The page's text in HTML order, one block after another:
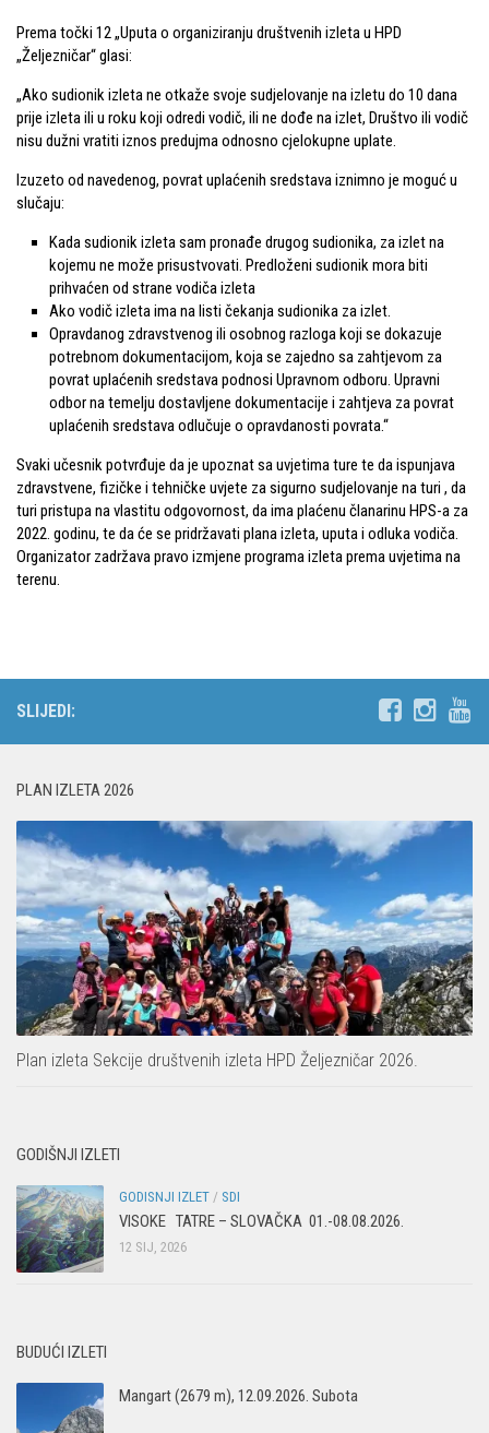
Željko Brdal
Dosadašnje aktivnosti
Novosti Markacijske komisije
Plan aktivnosti za 2025. godinu
Povijest Markacijske komisije
Prema točki 12 „Uputa o organiziranju društvenih izleta u HPD
„Željezničar“ glasi:
„Ako sudionik izleta ne otkaže svoje sudjelovanje na izletu do 10 dana
prije izleta ili u roku koji odredi vodič, ili ne dođe na izlet, Društvo ili vodič
nisu dužni vratiti iznos predujma odnosno cjelokupne uplate.
Izuzeto od navedenog, povrat uplaćenih sredstava iznimno je moguć u
slučaju:
Kada sudionik izleta sam pronađe drugog sudionika, za izlet na
kojemu ne može prisustvovati. Predloženi sudionik mora biti
prihvaćen od strane vodiča izleta
Ako vodič izleta ima na listi čekanja sudionika za izlet.
Opravdanog zdravstvenog ili osobnog razloga koji se dokazuje
potrebnom dokumentacijom, koja se zajedno sa zahtjevom za
povrat uplaćenih sredstava podnosi Upravnom odboru. Upravni
odbor na temelju dostavljene dokumentacije i zahtjeva za povrat
uplaćenih sredstava odlučuje o opravdanosti povrata.“
Svaki učesnik potvrđuje da je upoznat sa uvjetima ture te da ispunjava
zdravstvene, fizičke i tehničke uvjete za sigurno sudjelovanje na turi , da
turi pristupa na vlastitu odgovornost, da ima plaćenu članarinu HPS-a za
2022. godinu, te da će se pridržavati plana izleta, uputa i odluka vodiča.
Organizator zadržava pravo izmjene programa izleta prema uvjetima na
terenu.
SLIJEDI:
PLAN IZLETA 2026
Plan izleta Sekcije društvenih izleta HPD Željezničar 2026.
GODIŠNJI IZLETI
GODISNJI IZLET / SDI
VISOKE TATRE – SLOVAČKA 01.-08.08.2026.
12 SIJ, 2026
BUDUĆI IZLETI
Mangart (2679 m), 12.09.2026. Subota